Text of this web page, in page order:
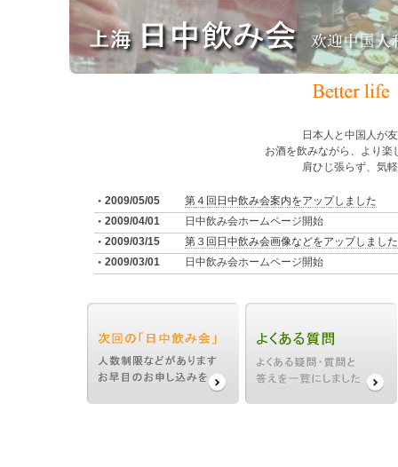
日本人と中国人が
お酒を飲みながら、より
肩ひじ張らず、気
2009/05/05
第４回日中飲み会案内をアップしました
2009/04/01
日中飲み会ホームページ開始
2009/03/15
第３回日中飲み会画像などをアップしました
2009/03/01
日中飲み会ホームページ開始